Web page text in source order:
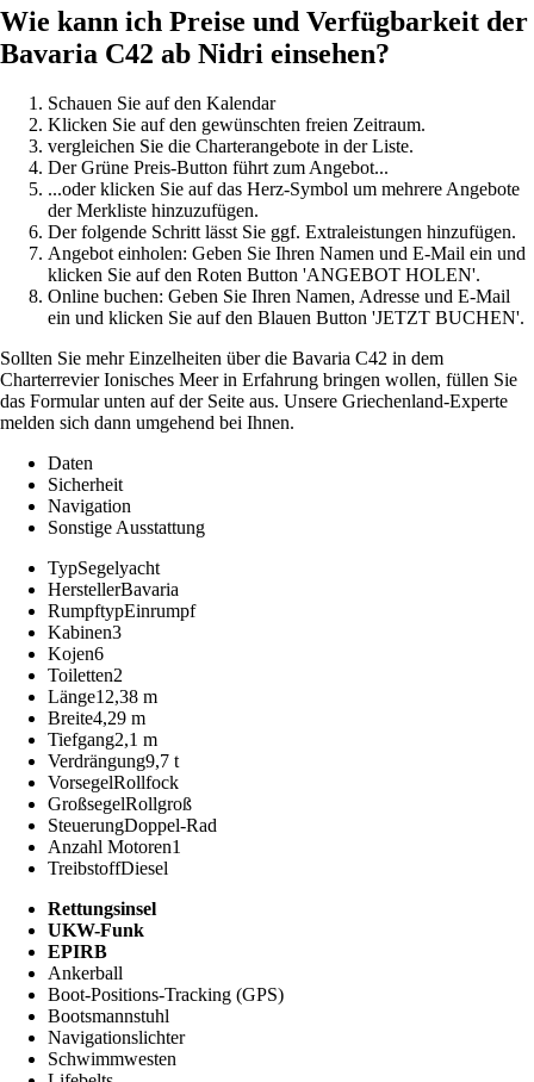
Wie kann ich Preise und Verfügbarkeit der
Bavaria C42 ab Nidri einsehen?
Schauen Sie auf den Kalendar
Klicken Sie auf den gewünschten freien Zeitraum.
vergleichen Sie die Charterangebote in der Liste.
Der Grüne Preis-Button führt zum Angebot...
...oder klicken Sie auf das Herz-Symbol um mehrere Angebote
der Merkliste hinzuzufügen.
Der folgende Schritt lässt Sie ggf. Extraleistungen hinzufügen.
Angebot einholen: Geben Sie Ihren Namen und E-Mail ein und
klicken Sie auf den Roten Button 'ANGEBOT HOLEN'.
Online buchen: Geben Sie Ihren Namen, Adresse und E-Mail
ein und klicken Sie auf den Blauen Button 'JETZT BUCHEN'.
Sollten Sie mehr Einzelheiten über die Bavaria C42 in dem
Charterrevier Ionisches Meer in Erfahrung bringen wollen, füllen Sie
das Formular unten auf der Seite aus. Unsere Griechenland-Experte
melden sich dann umgehend bei Ihnen.
Daten
Sicherheit
Navigation
Sonstige Ausstattung
TypSegelyacht
HerstellerBavaria
RumpftypEinrumpf
Kabinen3
Kojen6
Toiletten2
Länge12,38 m
Breite4,29 m
Tiefgang2,1 m
Verdrängung9,7 t
VorsegelRollfock
GroßsegelRollgroß
SteuerungDoppel-Rad
Anzahl Motoren1
TreibstoffDiesel
Rettungsinsel
UKW-Funk
EPIRB
Ankerball
Boot-Positions-Tracking (GPS)
Bootsmannstuhl
Navigationslichter
Schwimmwesten